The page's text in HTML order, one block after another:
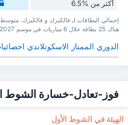
أكثر من %6.5
إجمالي البطاقات لـ فالكيرك و فالكيرك.
هناك 25 بطاقة ‏خلال 6 مباريات في موسم 2026/2027.
الدوري الممتاز الاسكوتلاندي
فوز-تعادل-خسارة الشوط
‏الهيئة في الشوط الأول